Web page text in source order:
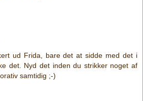
ud Frida, bare det at sidde med det i
det. Nyd det inden du strikker noget af
samtidig ;-)